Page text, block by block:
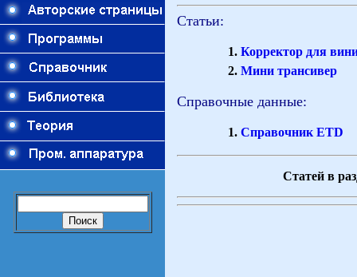
Статьи:
Корректор для
Мини трансивер
Справочные данные:
Справочник ETD
Статей в